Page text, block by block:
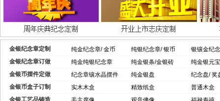
金银纪念章定制 纯金纪念章/ 金币 纯银纪念章/ 银币
银镶金纪
金银纪念章订做
纯金纯银纪念章 纯金银条/金银砖
纯金银元宝
金银币摆件定做
纪念章镶水晶摆件 纯金银盘
纪念盘/ 奖
金银币盒子订制
实木木盒 精致纸盒
普通木盒
金银工艺品铸造